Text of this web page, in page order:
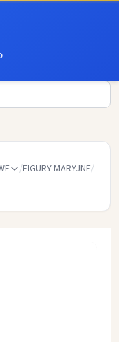
/FIGURY MARYJNE/